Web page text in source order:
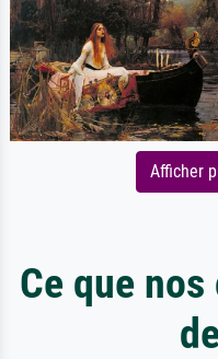
Afficher
Ce que